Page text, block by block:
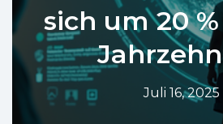
sich um 20
Juli 16, 2025